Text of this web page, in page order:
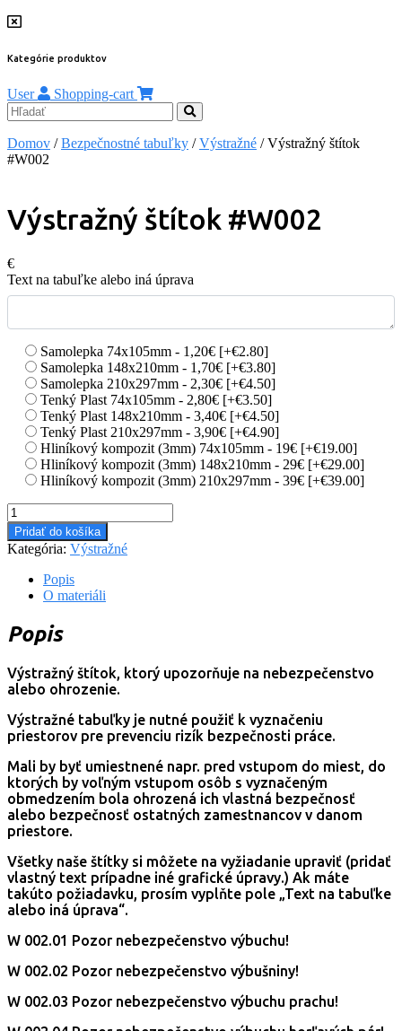
Kategórie produktov
User Shopping-cart
Domov /Bezpečnostné tabuľky /Výstražné / Výstražný štítok
#W002
Výstražný štítok #W002
€
Text na tabuľke alebo iná úprava
Samolepka 74x105mm - 1,20€ [+€2.80]
Samolepka 148x210mm - 1,70€ [+€3.80]
Samolepka 210x297mm - 2,30€ [+€4.50]
Tenký Plast 74x105mm - 2,80€ [+€3.50]
Tenký Plast 148x210mm - 3,40€ [+€4.50]
Tenký Plast 210x297mm - 3,90€ [+€4.90]
Hliníkový kompozit (3mm) 74x105mm - 19€ [+€19.00]
Hliníkový kompozit (3mm) 148x210mm - 29€ [+€29.00]
Hliníkový kompozit (3mm) 210x297mm - 39€ [+€39.00]
množstvo
Výstražný
štítok
#W002
Pridať do košíka
Kategória: Výstražné
Popis
O materiáli
Popis
Výstražný štítok, ktorý upozorňuje na nebezpečenstvo
alebo ohrozenie.
Výstražné tabuľky je nutné použiť k vyznačeniu
priestorov pre prevenciu rizík bezpečnosti práce.
Mali by byť umiestnené napr. pred vstupom do miest, do
ktorých by voľným vstupom osôb s vyznačeným
obmedzením bola ohrozená ich vlastná bezpečnosť
alebo bezpečnosť ostatných zamestnancov v danom
priestore.
Všetky naše štítky si môžete na vyžiadanie upraviť (pridať
vlastný text prípadne iné grafické úpravy.) Ak máte
takúto požiadavku, prosím vyplňte pole „Text na tabuľke
alebo iná úprava“.
W 002.01 Pozor nebezpečenstvo výbuchu!
W 002.02 Pozor nebezpečenstvo výbušniny!
W 002.03 Pozor nebezpečenstvo výbuchu prachu!